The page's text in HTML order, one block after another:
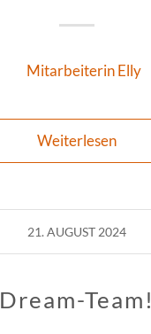
Weiterlesen
21. AUGUST 2024
Dream-Team!